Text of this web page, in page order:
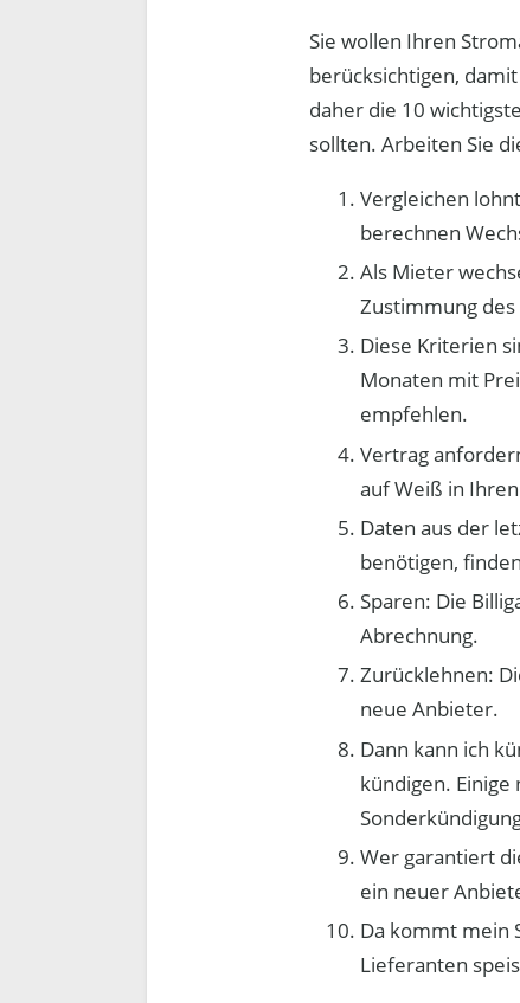
Sie wollen Ihren
berücksichtigen,
daher die 10
sollten. Arbeiten Sie
Vergleichen
berechnen
Als Mieter
Zustimmung
Diese Kriterien
Monaten mit
empfehlen.
Vertrag
auf Weiß in
Daten aus der
benötigen,
Sparen: Die
Abrechnung.
Zurücklehnen:
neue Anbieter.
Dann kann ich
kündigen.
Wer garantiert
ein neuer
Da kommt mein
Lieferanten